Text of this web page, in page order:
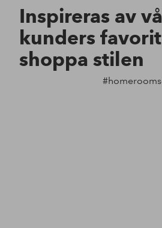
Inspireras av
kunders
shoppa stilen